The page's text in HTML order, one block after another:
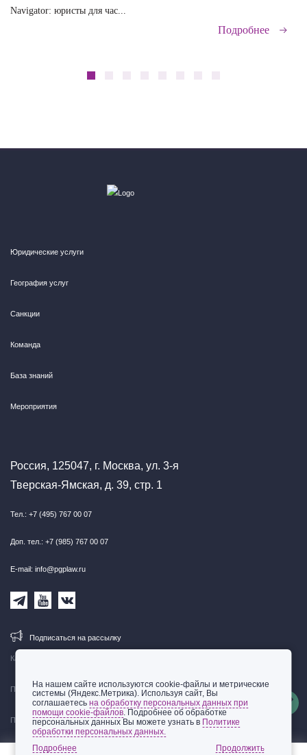
Navigator: юристы для час...
Подробнее
Карта сайта
Правовая информация
Политика обработки персональных данных
Юридические услуги
География услуг
Санкции
Команда
База знаний
Мероприятия
Россия, 125047, г. Москва, ул. 3-я
Тверская-Ямская, д. 39, стр. 1
Тел.: +7 (495) 767 00 07
Доп. тел.: +7 (985) 767 00 07
E-mail: info@pgplaw.ru
Подписаться на рассылку
© 2002-2026 ООО «Пепеляев Групп»
На нашем сайте используются cookie-файлы и метрические
системы (Яндекс.Метрика). Используя сайт, Вы
соглашаетесьна обработку персональных данных при
помощи cookie-файлов. Подробнее об обработке
персональных данных Вы можете узнать в Политике
обработки персональных данных.
Подробнее